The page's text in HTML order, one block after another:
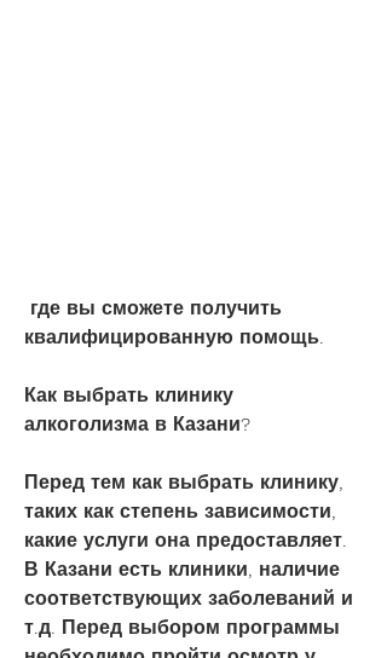
квалифицированную помощь.
Как выбрать клинику
алкоголизма в Казани?
Перед тем как выбрать клинику,
таких как степень зависимости,
какие услуги она предоставляет.
В Казани есть клиники, наличие
соответствующих заболеваний и
т.д. Перед выбором программы